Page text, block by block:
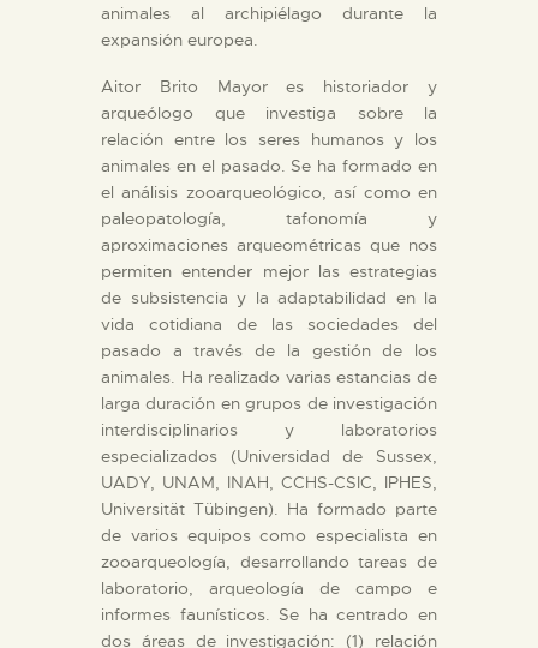
animales al archipiélago durante la
expansión europea.
Aitor Brito Mayor es historiador y
arqueólogo que investiga sobre la
relación entre los seres humanos y los
animales en el pasado. Se ha formado en
el análisis zooarqueológico, así como en
paleopatología, tafonomía y
aproximaciones arqueométricas que nos
permiten entender mejor las estrategias
de subsistencia y la adaptabilidad en la
vida cotidiana de las sociedades del
pasado a través de la gestión de los
animales. Ha realizado varias estancias de
larga duración en grupos de investigación
interdisciplinarios y laboratorios
especializados (Universidad de Sussex,
UADY, UNAM, INAH, CCHS-CSIC, IPHES,
Universität Tübingen). Ha formado parte
de varios equipos como especialista en
zooarqueología, desarrollando tareas de
laboratorio, arqueología de campo e
informes faunísticos. Se ha centrado en
dos áreas de investigación: (1) relación